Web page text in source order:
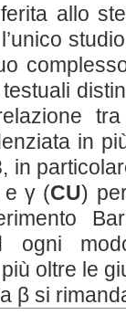
allo
in
in
e γ (CU)
oltre le
β si